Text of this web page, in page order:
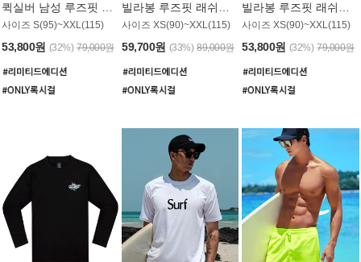
사이즈 S(95)~XXL(115)
53,800원 (32%) 79,000원
사이즈 XS(90)~XXL(115)
59,700원 (33%) 89,000원
사이즈 XS(90)~XXL(115)
53,800원 (32%) 79,000원